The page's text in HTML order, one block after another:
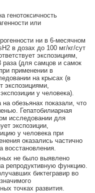
генотоксичность
или
ни в 6-месячном
в дозах до 100 мг/кг/сут
экспозициям,
(для самцов и самок
применении в
на крысах (в
экспозициями,
у человека).
на обезьянах показали, что
Гепатобилиарная
исследовании для
экспозиции,
у человека при
оказались частично
восстановления.
не было выявлено
репродуктивную функцию.
биктегравир во
точках развития.